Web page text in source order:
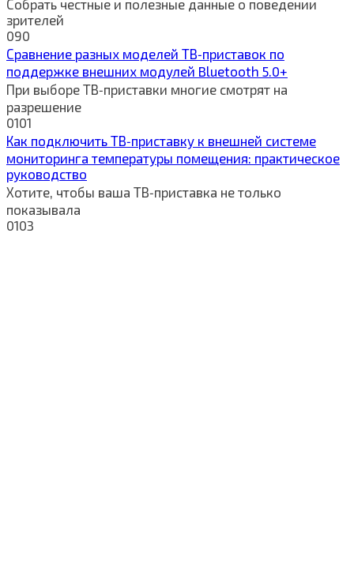
Собрать честные и полезные данные о поведении
зрителей
090
Сравнение разных моделей ТВ‑приставок по
поддержке внешних модулей Bluetooth 5.0+
При выборе ТВ‑приставки многие смотрят на
разрешение
0101
Как подключить ТВ‑приставку к внешней системе
мониторинга температуры помещения: практическое
руководство
Хотите, чтобы ваша ТВ‑приставка не только
показывала
0103